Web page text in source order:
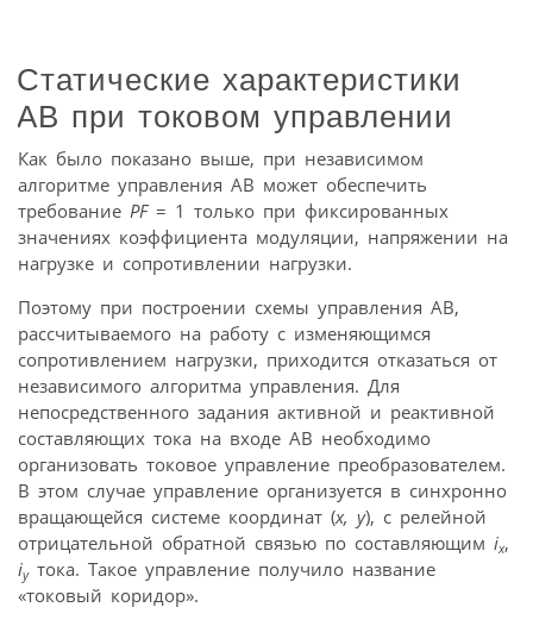
Статические характеристики
АВ при токовом управлении
Как было показано выше, при независимом
алгоритме управления АВ может обеспечить
требование PF= 1 только при фиксированных
значениях коэффициента модуляции, напряжении на
нагрузке и сопротивлении нагрузки.
Поэтому при построении схемы управления АВ,
рассчитываемого на работу с изменяющимся
сопротивлением нагрузки, приходится отказаться от
независимого алгоритма управления. Для
непосредственного задания активной и реактивной
составляющих тока на входе АВ необходимо
организовать токовое управление преобразователем.
В этом случае управление организуется в синхронно
вращающейся системе координат (x, y), с релейной
отрицательной обратной связью по составляющим ix,
iyтока. Такое управление получило название
«токовый коридор».